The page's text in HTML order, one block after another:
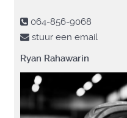
064-856-9068
stuur een email
Ryan Rahawarin